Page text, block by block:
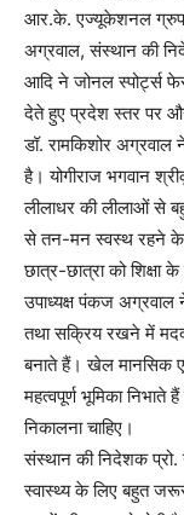
आर.के. एज्यूकेशनल ग्रुप के
अग्रवाल, संस्थान की
आदि ने जोनल स्पोर्ट्स
देते हुए प्रदेश स्तर पर
डॉ. रामकिशोर
है। योगीराज भगवान
लीलाधर की लीलाओं से
से तन-मन स्वस्थ रहने के
छात्र-छात्रा को
उपाध्यक्ष पंकज
तथा सक्रिय रखने में
बनाते हैं। खेल मानसिक
महत्वपूर्ण भूमिका
निकालना चाहिए।
संस्थान की निदेशक
स्वास्थ्य के लिए बहुत